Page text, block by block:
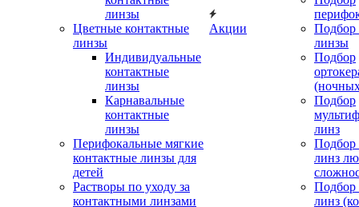
линзы
Цветные контактные
линзы
Индивидуальные
контактные
линзы
Карнавальные
контактные
линзы
Перифокальные мягкие
контактные линзы для
детей
Растворы по уходу за
контактными линзами
Акции
Подбор
линзы
Подбор
Подбор
линз
Подбор
линз
Подбор
линз